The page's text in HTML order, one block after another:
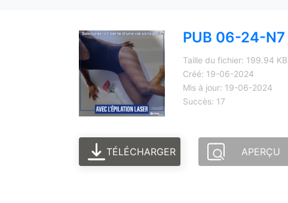
PUB 06-24-N7
Taille du fichier: 199.94 KB
Créé: 19-06-2024
Mis à jour: 19-06-2024
Succès: 17
TÉLÉCHARGER APERÇU